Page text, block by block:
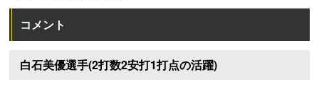
コメント
白石美優選手(2打数2安打1打点の活躍)